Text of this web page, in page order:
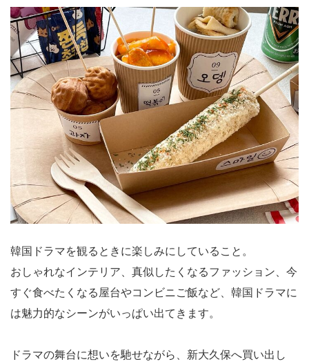
韓国ドラマを観るときに楽しみにしていること。
おしゃれなインテリア、真似したくなるファッション、今
すぐ食べたくなる屋台やコンビニご飯など、韓国ドラマに
は魅力的なシーンがいっぱい出てきます。
ドラマの舞台に想いを馳せながら、新大久保へ買い出し